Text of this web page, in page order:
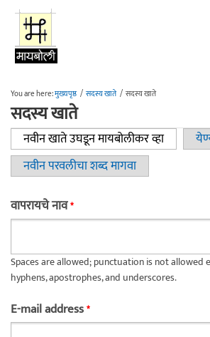
Skip to main content
You are here:मुख्यपृष्ठ / सदस्य खाते / सदस्य खाते
सदस्य खाते
Primary tabs
नवीन खाते उघडून मायबोलीकर व्हा(active
नवीन परवलीचा शब्द मागवा
वापरायचे नाव*
Spaces are allowed; punctuation is not allowed
hyphens, apostrophes, and underscores.
E-mail address*